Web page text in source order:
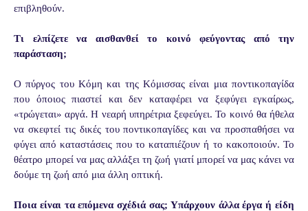
επιβληθούν.
Τι ελπίζετε να αισθανθεί το κοινό φεύγοντας από την
παράσταση;
Ο πύργος του Κόμη και της Κόμισσας είναι μια ποντικοπαγίδα
που όποιος πιαστεί και δεν καταφέρει να ξεφύγει εγκαίρως,
«τρώγεται» αργά. Η νεαρή υπηρέτρια ξεφεύγει. Το κοινό θα ήθελα
να σκεφτεί τις δικές του ποντικοπαγίδες και να προσπαθήσει να
φύγει από καταστάσεις που το καταπιέζουν ή το κακοποιούν. Το
θέατρο μπορεί να μας αλλάξει τη ζωή γιατί μπορεί να μας κάνει να
δούμε τη ζωή από μια άλλη οπτική.
Ποια είναι τα επόμενα σχέδιά σας; Υπάρχουν άλλα έργα ή είδη